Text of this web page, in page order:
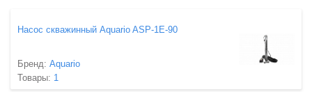
Насос скважинный Aquario ASP-1E-90
Бренд: Aquario
Товары: 1